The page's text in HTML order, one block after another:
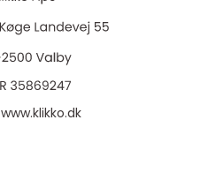
www.klikko.dk